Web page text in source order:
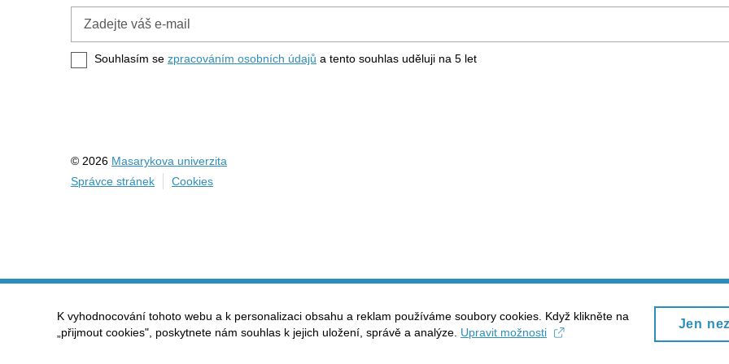
e-
mail
Souhlasím se zpracováním osobních údajů a tento souhlas uděluji na 5 let
© 2026 Masarykova univerzita
Správce stránek
Cookies
K vyhodnocování tohoto webu a k personalizaci obsahu a reklam používáme soubory cookies. Když klikněte na
„přijmout cookies", poskytnete nám souhlas k jejich uložení, správě a analýze. Upravit možnosti
Jen